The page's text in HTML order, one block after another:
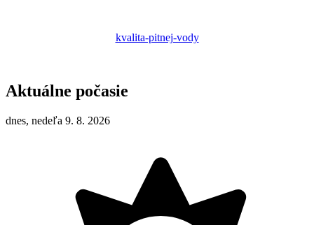
kvalita-pitnej-vody
Aktuálne počasie
dnes, nedeľa 9. 8. 2026